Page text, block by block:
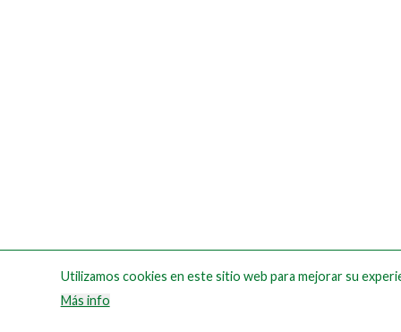
Utilizamos cookies en este sitio web para mejorar su
Más info